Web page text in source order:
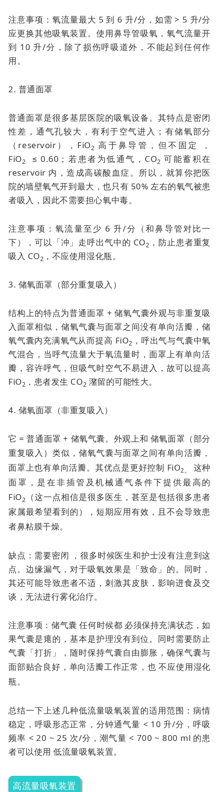
注意事项：氧流量最大 5 到 6 升/分，如需 > 5 升/分
应更换其他吸氧装置。使用鼻导管吸氧，氧气流量开
到 10 升/分，除了损伤呼吸道外，不能起到任何作
用。
2. 普通面罩
普通面罩是很多基层医院的吸氧设备。其特点是密闭
性差，通气孔较大，有利于空气进入；有储氧部分
（reservoir），FiO2 高于鼻导管，但不固定 ，
FiO2 ≤ 0.60；若患者为低通气，CO2 可能蓄积在
reservoir 内，造成高碳酸血症。所以，就算你把医
院的墙壁氧气开到最大，也只有 50% 左右的氧气被患
者吸入，因此不需要担心氧中毒。
注意事项：氧流量至少 6 升/分（和鼻导管对比一
下），可以「冲」走呼出气中的 CO2 ，防止患者重复
吸入 CO2 ，不应使用湿化瓶。
3. 储氧面罩（部分重复吸入）
结构上的特点为普通面罩 + 储氧气囊外观与非重复吸
入面罩相似，储氧气囊与面罩之间没有单向活瓣，储
氧气囊内充满氧气从而提高 FiO2 ，呼出气与气囊中氧
气混合，当呼气流量大于氧流量时，面罩上有单向活
瓣，容许呼气，但吸气时空气不易进入，故可以提高
FiO2 ，患者发生 CO2 潴留的可能性大。
4. 储氧面罩（非重复吸入）
它 = 普通面罩 + 储氧气囊。外观上和 储氧面罩（部分
重复吸入）类似，储氧气囊与面罩之间有单向活瓣，
面罩上也有单向活瓣。其优点是更好控制 FiO2。
这种
面罩，是在非插管及机械通气条件下提供最高的
FiO2
（这一点相信是很多医生，甚至是包括很多患者
家属最希望看到的），短期应用有效，且不会导致患
者鼻粘膜干燥。
缺点：需要密闭 ，很多时候医生和护士没有注意到这
点。边缘漏气，对于吸氧效果是「致命」的。同时，
其还可能导致患者不适，刺激其皮肤，影响进食及交
谈，无法进行雾化治疗。
注意事项：储气囊任何时候都 必须保持充满状态，如
果气囊是瘪的，基本是护理没有到位。同时需要防止
气囊「打折」，随时保持气囊自由膨胀，确保气囊与
面部贴合良好，单向活瓣工作正常，也不应使用湿化
瓶。
总结一下上述几种低流量吸氧装置的适用范围：病情
稳定，呼吸形态正常，分钟通气量 < 10 升/分，呼吸
频率 < 20 ~ 25 次/分，潮气量 < 700 ~ 800 ml 的患
者可以使用低流量吸氧装置。
高流量吸氧装置